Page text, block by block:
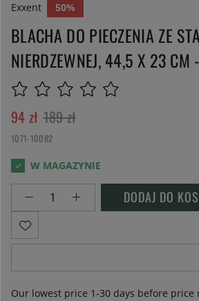
50
Exxent
BLACHA DO PIECZENIA ZE
NIERDZEWNEJ, 44,5 X 23 CM
189zł
94 zł
1071-10082
DODAJ DO
Our lowest price 1-30 days before price